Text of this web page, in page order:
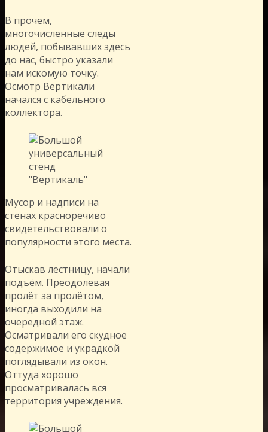
В прочем,
многочисленные следы
людей, побывавших здесь
до нас, быстро указали
нам искомую точку.
Осмотр Вертикали
начался с кабельного
коллектора.
Мусор и надписи на
стенах красноречиво
свидетельствовали о
популярности этого места.
Отыскав лестницу, начали
подъём. Преодолевая
пролёт за пролётом,
иногда выходили на
очередной этаж.
Осматривали его скудное
содержимое и украдкой
поглядывали из окон.
Оттуда хорошо
просматривалась вся
территория учреждения.